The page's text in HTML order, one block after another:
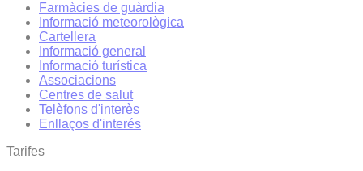
Farmàcies de guàrdia
Informació meteorològica
Cartellera
Informació general
Informació turística
Associacions
Centres de salut
Telèfons d'interès
Enllaços d'interés
Tarifes